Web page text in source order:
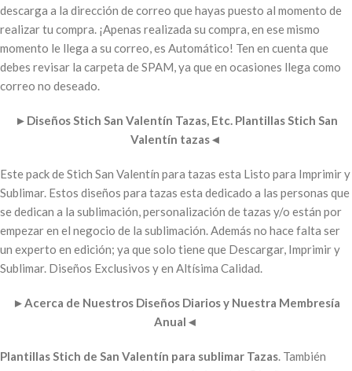
descarga a la dirección de correo que hayas puesto al momento de
realizar tu compra. ¡Apenas realizada su compra, en ese mismo
momento le llega a su correo, es Automático! Ten en cuenta que
debes revisar la carpeta de SPAM, ya que en ocasiones llega como
correo no deseado.
► Diseños Stich San Valentín Tazas, Etc. Plantillas Stich San
Valentín tazas◄
Este pack de Stich San Valentín para tazas esta Listo para Imprimir y
Sublimar. Estos diseños para tazas esta dedicado a las personas que
se dedican a la sublimación, personalización de tazas y/o están por
empezar en el negocio de la sublimación. Además no hace falta ser
un experto en edición; ya que solo tiene que Descargar, Imprimir y
Sublimar. Diseños Exclusivos y en Altísima Calidad.
►Acerca de Nuestros Diseños Diarios y Nuestra Membresía
Anual ◄
Plantillas Stich de San Valentín para sublimar Tazas. También